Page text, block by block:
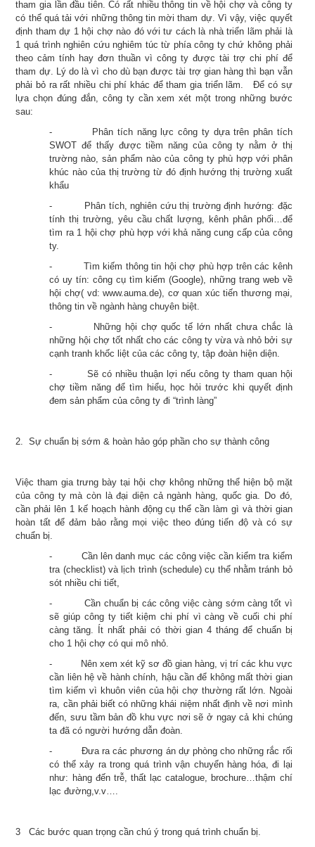
tham gia lần đầu tiên. Có rất nhiều thông tin về hội chợ và công ty
có thể quá tải với những thông tin mời tham dự. Vì vậy, việc quyết
định tham dự 1 hội chợ nào đó với tư cách là nhà triển lãm phải là
1 quá trình nghiên cứu nghiêm túc từ phía công ty chứ không phải
theo cảm tính hay đơn thuần vì công ty được tài trợ chi phí để
tham dự. Lý do là vì cho dù bạn được tài trợ gian hàng thì bạn vẫn
phải bỏ ra rất nhiều chi phí khác để tham gia triển lãm. Để có sự
lựa chọn đúng đắn, công ty cần xem xét một trong những bước
sau:
- Phân tích năng lực công ty dựa trên phân tích
SWOT để thấy được tiềm năng của công ty nằm ở thị
trường nào, sản phẩm nào của công ty phù hợp với phân
khúc nào của thị trường từ đó định hướng thị trường xuất
khẩu
- Phân tích, nghiên cứu thị trường định hướng: đặc
tính thị trường, yêu cầu chất lượng, kênh phân phối…để
tìm ra 1 hội chợ phù hợp với khả năng cung cấp của công
ty.
- Tìm kiếm thông tin hội chợ phù hợp trên các kênh
có uy tín: công cụ tìm kiếm (Google), những trang web về
hội chợ( vd: www.auma.de), cơ quan xúc tiến thương mại,
thông tin về ngành hàng chuyên biệt.
- Những hội chợ quốc tế lớn nhất chưa chắc là
những hội chợ tốt nhất cho các công ty vừa và nhỏ bởi sự
cạnh tranh khốc liệt của các công ty, tập đoàn hiện diện.
- Sẽ có nhiều thuận lợi nếu công ty tham quan hội
chợ tiềm năng để tìm hiểu, học hỏi trước khi quyết định
đem sản phẩm của công ty đi “trình làng”
2. Sự chuẩn bị sớm & hoàn hảo góp phần cho sự thành công
Việc tham gia trưng bày tại hội chợ không những thể hiện bộ mặt
của công ty mà còn là đại diện cả ngành hàng, quốc gia. Do đó,
cần phải lên 1 kế hoạch hành động cụ thể cần làm gì và thời gian
hoàn tất để đảm bảo rằng mọi việc theo đúng tiến độ và có sự
chuẩn bị.
- Cần lên danh mục các công việc cần kiểm tra kiểm
tra (checklist) và lịch trình (schedule) cụ thể nhằm tránh bỏ
sót nhiều chi tiết,
- Cần chuẩn bị các công việc càng sớm càng tốt vì
sẽ giúp công ty tiết kiệm chi phí vì càng về cuối chi phí
càng tăng. Ít nhất phải có thời gian 4 tháng để chuẩn bị
cho 1 hội chợ có qui mô nhỏ.
- Nên xem xét kỹ sơ đồ gian hàng, vị trí các khu vực
cần liên hệ về hành chính, hậu cần để không mất thời gian
tìm kiếm vì khuôn viên của hội chợ thường rất lớn. Ngoài
ra, cần phải biết có những khái niệm nhất định về nơi mình
đến, sưu tầm bản đồ khu vực nơi sẽ ở ngay cả khi chúng
ta đã có người hướng dẫn đoàn.
- Đưa ra các phương án dự phòng cho những rắc rối
có thể xảy ra trong quá trình vận chuyển hàng hóa, đi lại
như: hàng đến trễ, thất lạc catalogue, brochure…thậm chí
lạc đường,v.v….
3 Các bước quan trọng cần chú ý trong quá trình chuẩn bị.